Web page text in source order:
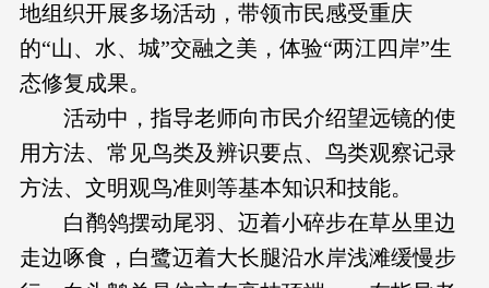
地组织开展多场活动，带领市民感受重庆
的“山、水、城”交融之美，体验“两江四岸”生
态修复成果。
活动中，指导老师向市民介绍望远镜的使
用方法、常见鸟类及辨识要点、鸟类观察记录
方法、文明观鸟准则等基本知识和技能。
白鹡鸰摆动尾羽、迈着小碎步在草丛里边
走边啄食，白鹭迈着大长腿沿水岸浅滩缓慢步